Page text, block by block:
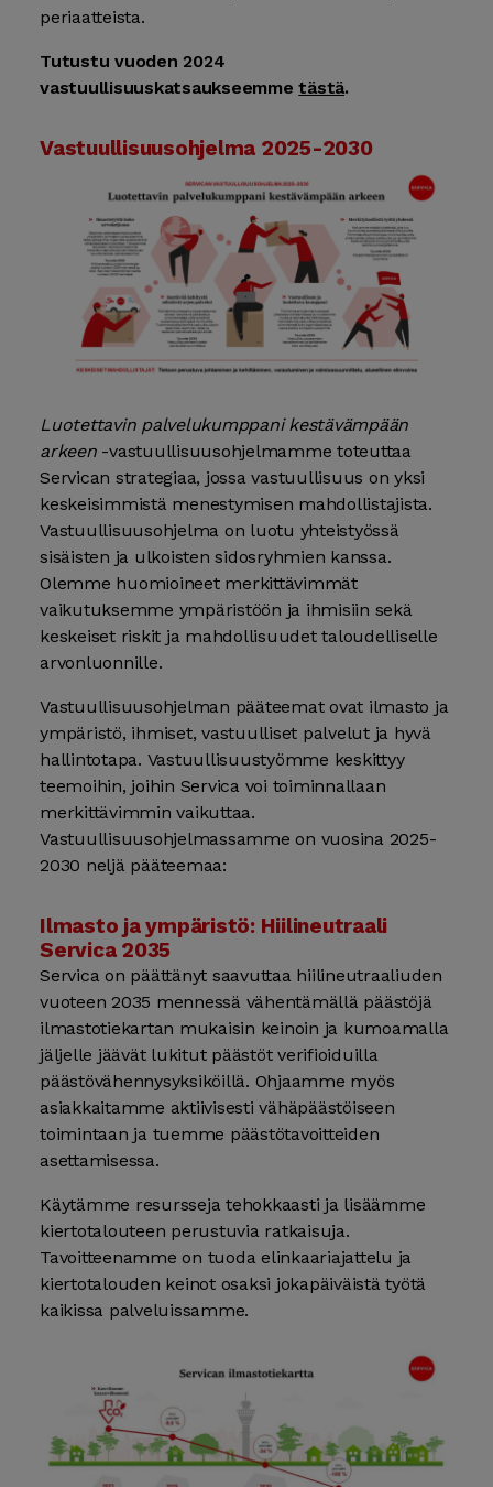
periaatteista.
Tutustu vuoden 2024
vastuullisuuskatsaukseemmetästä.
Vastuullisuusohjelma 2025-2030
Luotettavin palvelukumppani kestävämpään
arkeen -vastuullisuusohjelmamme toteuttaa
Servican strategiaa, jossa vastuullisuus on yksi
keskeisimmistä menestymisen mahdollistajista.
Vastuullisuusohjelma on luotu yhteistyössä
sisäisten ja ulkoisten sidosryhmien kanssa.
Olemme huomioineet merkittävimmät
vaikutuksemme ympäristöön ja ihmisiin sekä
keskeiset riskit ja mahdollisuudet taloudelliselle
arvonluonnille.
Vastuullisuusohjelman pääteemat ovat ilmasto ja
ympäristö, ihmiset, vastuulliset palvelut ja hyvä
hallintotapa. Vastuullisuustyömme keskittyy
teemoihin, joihin Servica voi toiminnallaan
merkittävimmin vaikuttaa.
Vastuullisuusohjelmassamme on vuosina 2025-
2030 neljä pääteemaa:
Ilmasto ja ympäristö: Hiilineutraali
Servica 2035
Servica on päättänyt saavuttaa hiilineutraaliuden
vuoteen 2035 mennessä vähentämällä päästöjä
ilmastotiekartan mukaisin keinoin ja kumoamalla
jäljelle jäävät lukitut päästöt verifioiduilla
päästövähennysyksiköillä. Ohjaamme myös
asiakkaitamme aktiivisesti vähäpäästöiseen
toimintaan ja tuemme päästötavoitteiden
asettamisessa.
Käytämme resursseja tehokkaasti ja lisäämme
kiertotalouteen perustuvia ratkaisuja.
Tavoitteenamme on tuoda elinkaariajattelu ja
kiertotalouden keinot osaksi jokapäiväistä työtä
kaikissa palveluissamme.